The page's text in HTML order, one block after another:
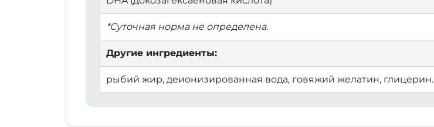
*Суточная норма не определена.
Другие ингредиенты:
рыбий жир, деионизированная вода, говяжий желатин, глицерин.